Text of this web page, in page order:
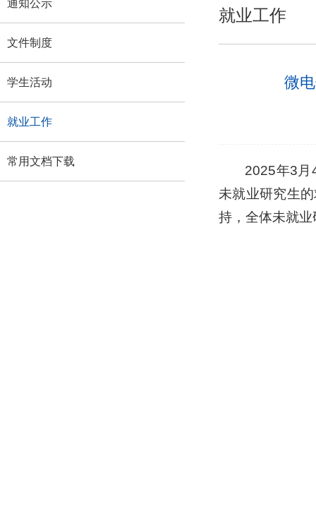
通知公示
文件制度
学生活动
就业工作
常用文档下载
就业工作
微
2025年3月
未就业研究生
持，全体未就